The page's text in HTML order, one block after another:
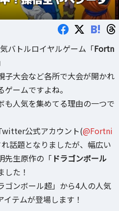
B!
バトルロイヤルゲーム「Fortn
子大会など各所で大会が開かれ
ームですよね。
も人気を集めてる理由の一つで
公式アカウント(@Fortni
話題となりましたが、幅広い
先生原作の「 ドラゴンボール
した！
ゴンボール超」から4人の人気
テムが登場します！